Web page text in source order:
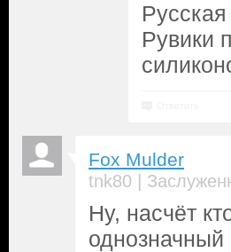
Рувики
Fox Mulder
tnk80 |
Ну, насчёт
однозначный